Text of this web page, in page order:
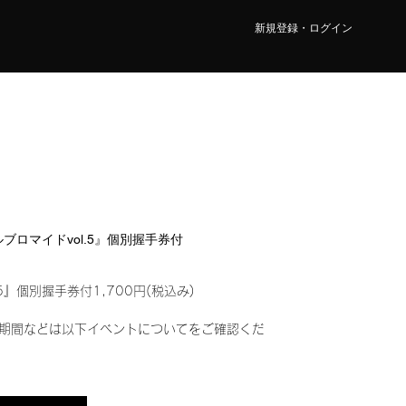
新規登録・ログイン
ロマイドvol.5』個別握手券付
』個別握手券付1,700円(税込み)
間などは以下イベントについてをご確認くだ